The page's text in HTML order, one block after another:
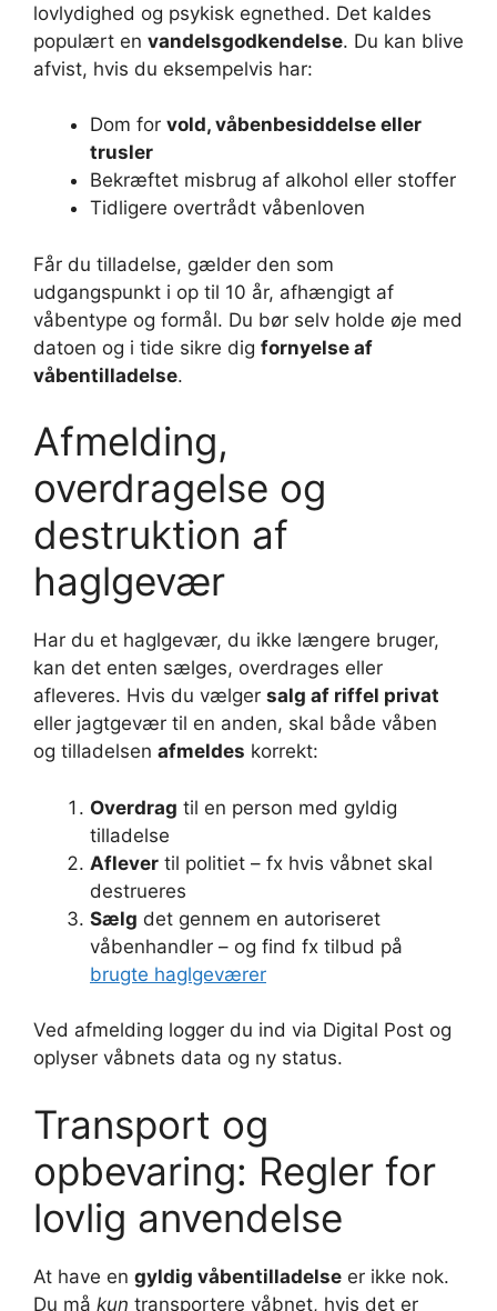
lovlydighed og psykisk egnethed. Det kaldes
populært en vandelsgodkendelse. Du kan blive
afvist, hvis du eksempelvis har:
Dom for vold, våbenbesiddelse eller
trusler
Bekræftet misbrug af alkohol eller stoffer
Tidligere overtrådt våbenloven
Får du tilladelse, gælder den som
udgangspunkt i op til 10 år, afhængigt af
våbentype og formål. Du bør selv holde øje med
datoen og i tide sikre dig fornyelse af
våbentilladelse.
Afmelding,
overdragelse og
destruktion af
haglgevær
Har du et haglgevær, du ikke længere bruger,
kan det enten sælges, overdrages eller
afleveres. Hvis du vælger salg af riffel privat
eller jagtgevær til en anden, skal både våben
og tilladelsen afmeldes korrekt:
Overdrag til en person med gyldig
tilladelse
Aflever til politiet – fx hvis våbnet skal
destrueres
Sælg det gennem en autoriseret
våbenhandler – og find fx tilbud på
brugte haglgeværer
Ved afmelding logger du ind via Digital Post og
oplyser våbnets data og ny status.
Transport og
opbevaring: Regler for
lovlig anvendelse
At have en gyldig våbentilladelse er ikke nok.
Du må kun transportere våbnet, hvis det er